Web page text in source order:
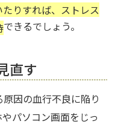
りすれば、ストレス
できるでしょう。
直す
因の血行不良に陥り
パソコン画面をじっ